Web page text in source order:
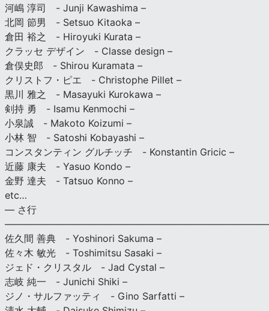
河嶋 淳司 - Junji Kawashima –
北岡 節男 - Setsuo Kitaoka –
倉田 裕之 - Hiroyuki Kurata –
クラッセ デザイン - Classe design –
倉俣史郎 - Shirou Kuramata –
クリストフ・ピエ - Christophe Pillet –
黒川 雅之 - Masayuki Kurokawa –
剣持 勇 - Isamu Kenmochi –
小泉誠 - Makoto Koizumi –
小林 智 - Satoshi Kobayashi –
コンスタンティン グルチッチ - Konstantin Gricic –
近藤 康夫 - Yasuo Kondo –
金野 達夫 - Tatsuo Konno –
etc…
— さ行
佐久間 善典 - Yoshinori Sakuma –
佐々木 敏光 - Toshimitsu Sasaki –
ジェド・クリスタル - Jad Cystal –
志岐 純一 - Junichi Shiki –
ジノ・サルファッティ - Gino Sarfatti –